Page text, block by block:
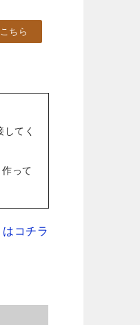
ちら
てく
って
コチラ